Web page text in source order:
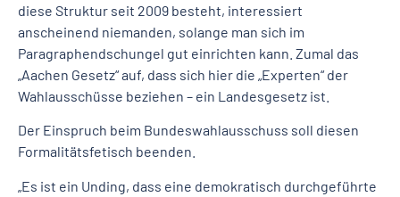
diese Struktur seit 2009 besteht, interessiert
anscheinend niemanden, solange man sich im
Paragraphendschungel gut einrichten kann. Zumal das
„Aachen Gesetz“ auf, dass sich hier die „Experten“ der
Wahlausschüsse beziehen – ein Landesgesetz ist.
Der Einspruch beim Bundeswahlausschuss soll diesen
Formalitätsfetisch beenden.
„Es ist ein Unding, dass eine demokratisch durchgeführte